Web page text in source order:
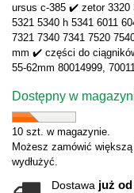
ursus c-385 ✔️ zetor 3320
5321 5340 h 5341 6011
7321 7340 7341 7520
mm ✔️ części do
55-62mm 80014999,
Dostępny w
10 szt. w magazynie.
Możesz zamówić
wydłużyć.
Dostawa już od